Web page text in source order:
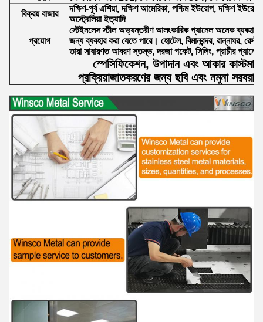
বিক্রয় বাজার
দক্ষিণ-পূর্ব এশিয়া, দক্ষিণ আমেরিকা, পশ্চিম ইউরোপ, দক্ষিণ
অস্ট্রেলিয়া ইত্যাদি
প্রয়োগ
স্টেইনলেস স্টীল অভ্যন্তরীণ আলংকারিক প্যানেল অনেক ব্যবহার
জন্য ব্যবহার করা যেতে পারে। হোটেল, বিমানবন্দর, রান্নাঘর,
তারা সাধারণত আবরণ স্তম্ভ, দরজা পকেট, সিলিং, প্রাচীর
স্পেসিফিকেশন, উপাদান এবং আকার
প্রক্রিয়াজাতকরণের জন্য ছবি এবং নমুনা